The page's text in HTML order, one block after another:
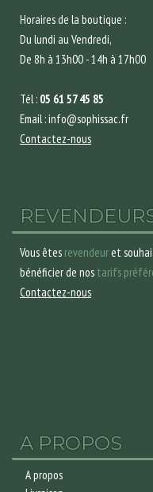
Horaires de la boutique :
Du lundi au Vendredi,
De 8h à 13h00 - 14h à 17h00
Tél : 05 61 57 45 85
Email : info@sophissac.fr
Contactez-nous
Vous êtes revendeur et
bénéficier de nos tarifs
Contactez-nous
A PROPOS
A propos